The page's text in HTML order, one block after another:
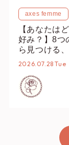
axes femme
【あなたは
好み？】8つ
ら見つける
タイリング♡
2026.07.28 Tue